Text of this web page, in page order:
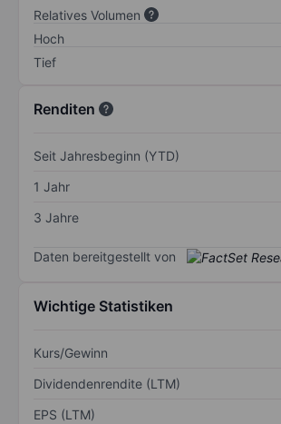
Relatives Volumen
Hoch
Tief
Renditen
Seit Jahresbeginn (YTD)
1 Jahr
3 Jahre
Daten bereitgestellt von
Wichtige Statistiken
Kurs/Gewinn
Dividendenrendite (LTM)
EPS (LTM)